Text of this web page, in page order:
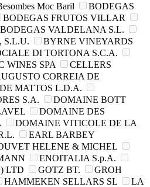
Moc Baril
BODEGAS
BODEGAS FRUTOS VILLAR
BODEGAS VALDELANA S.L.
S.L.U.
BYRNE VINEYARDS
DI TORTONA S.C.A.
WINES SPA
CELLERS
CORREIA DE
MATTOS L.D.A.
S.A.
DOMAINE BOTT
DOMAINE DES
DOMAINE VITICOLE DE LA
EARL BARBEY
HELENE & MICHEL
ENOITALIA S.p.A.
LTD
GOTZ BT.
GROH
HAMMEKEN SELLARS SL
LA